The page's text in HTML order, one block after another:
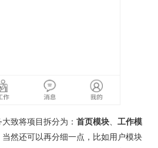
致将项目拆分为： 首页模块
工作模
当然还可以再分细一点，比如用户模块